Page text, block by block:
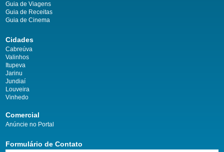
Guia de Viagens
Guia de Receitas
Guia de Cinema
Cidades
Cabreúva
Valinhos
Itupeva
Jarinu
Jundiaí
Louveira
Vinhedo
Comercial
Anúncie no Portal
Formulário de Contato